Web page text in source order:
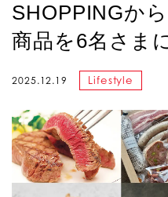
SHOPPINGか
商品を6名さま
2025.12.19 Lifestyle